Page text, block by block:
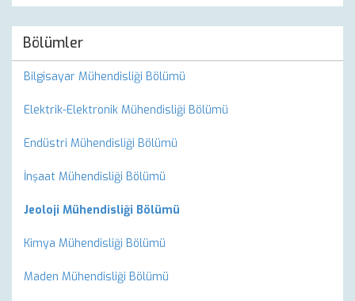
Bölümler
Bilgisayar Mühendisliği Bölümü
Elektrik-Elektronik Mühendisliği Bölümü
Endüstri Mühendisliği Bölümü
İnşaat Mühendisliği Bölümü
Jeoloji Mühendisliği Bölümü
Kimya Mühendisliği Bölümü
Maden Mühendisliği Bölümü